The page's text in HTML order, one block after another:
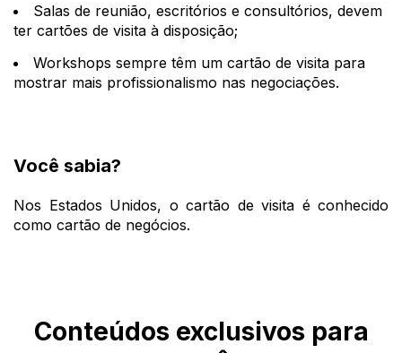
Salas de reunião, escritórios e consultórios, devem
ter cartões de visita à disposição;
Workshops sempre têm um cartão de visita para
mostrar mais profissionalismo nas negociações.
Você sabia?
Nos Estados Unidos, o cartão de visita é conhecido
como cartão de negócios.
Conteúdos exclusivos para